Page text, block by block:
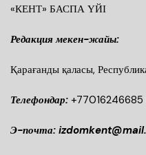
«КЕНТ» БАСПА ҮЙІ
Редакция мекен-жайы:
Қарағанды қаласы,
Телефондар: +77016246685
Э-почта: